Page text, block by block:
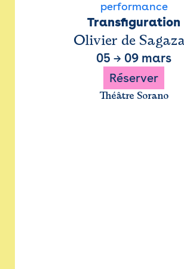
performance
Transfiguration
Olivier de
05 → 09 mars
Réserver
Théâtre Sorano